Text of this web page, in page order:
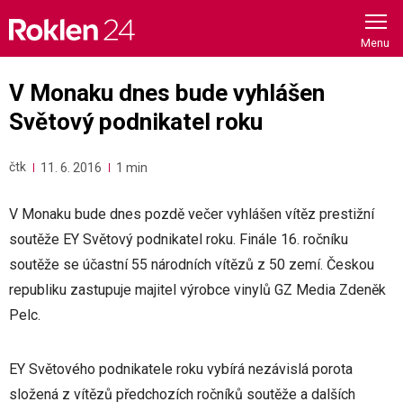
content
V Monaku dnes bude vyhlášen
Světový podnikatel roku
čtk 11. 6. 2016 1 min
V Monaku bude dnes pozdě večer vyhlášen vítěz prestižní
soutěže EY Světový podnikatel roku. Finále 16. ročníku
soutěže se účastní 55 národních vítězů z 50 zemí. Českou
republiku zastupuje majitel výrobce vinylů GZ Media Zdeněk
Pelc.
EY Světového podnikatele roku vybírá nezávislá porota
složená z vítězů předchozích ročníků soutěže a dalších